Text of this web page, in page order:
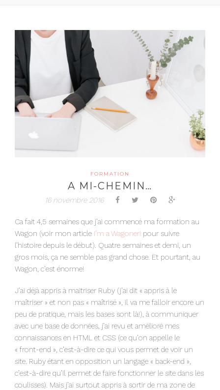
FORMATION
A MI-CHEMIN…
16 novembre 2016
Ca fait 4,5 semaines que j’ai commencé ma formation au
Wagon (voir mon article I’m a Wagoner! pour suivre
l’histoire depuis le début). Quatre semaines et demi, un
gros mois, ça ne semble pas grand chose. Et pourtant, au
Wagon, c’est énorme!
J’ai déjà appris à maitriser Ruby (j’ai dit « appris à le
maîtriser » et non pas « maîtrisé », il va me falloir encore un
peu de pratique, mais les bases sont là!), à communiquer
avec une base de données, j’ai revu et amélioré mes
connaissances en HTML et CSS (ce qu’on appelle le
« front-end », c’est-à-dire ce qui vous permet de voir un
site. Ruby étant en opposition un langage « back-end »,
c’est-à-dire qu’il permet de faire fonctionner le site dans les
coulisses). Mais j’ai surtout appris à sortir de ma zone de